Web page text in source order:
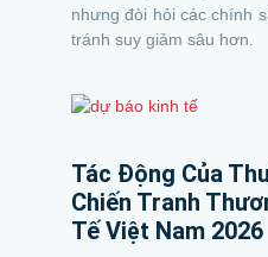
nhưng đòi hỏi các chính
tránh suy giảm sâu hơn.
Tác Động Của
Chiến Tranh
Tế Việt Nam 2026